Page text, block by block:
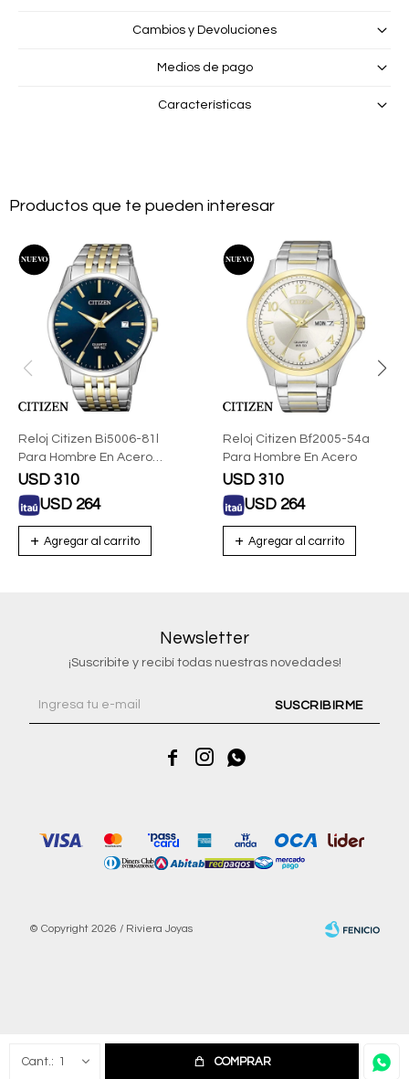
1 COMPRAR
Cambios y Devoluciones
Medios de pago
Características
Productos que te pueden interesar
Reloj Citizen Bi5006-81l
Para Hombre En Acero
Combinado
USD 310
USD 264
Reloj Citizen Bf2005-54a
Para Hombre En Acero
USD 310
USD 264
Newsletter
¡Suscribite y recibí todas nuestras novedades!
SUSCRIBIRME
  
© Copyright 2026 / Riviera Joyas